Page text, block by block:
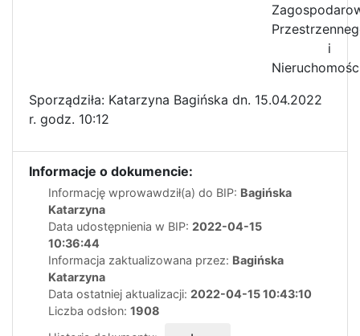
i
Sporządziła: Katarzyna Bagińska dn. 15.04.2022
r. godz. 10:12
Informacje o dokumencie:
Informację wprowawdził(a) do BIP: Bagińska
Katarzyna
Data udostępnienia w BIP: 2022-04-15
10:36:44
Informacja zaktualizowana przez: Bagińska
Katarzyna
Data ostatniej aktualizacji: 2022-04-15 10:43:10
Liczba odsłon: 1908